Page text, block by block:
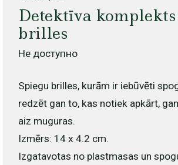
Detektīva komplekts
brilles
Не доступно
Spiegu brilles, kurām ir iebūvēti
redzēt gan to, kas notiek apkārt,
aiz muguras.
Izmērs: 14 x 4.2 cm.
Izgatavotas no plastmasas un